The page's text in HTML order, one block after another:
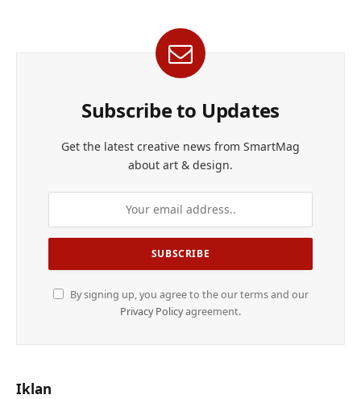
Subscribe to Updates
Get the latest creative news from SmartMag
about art & design.
By signing up, you agree to the our terms and our
Privacy Policyagreement.
Iklan